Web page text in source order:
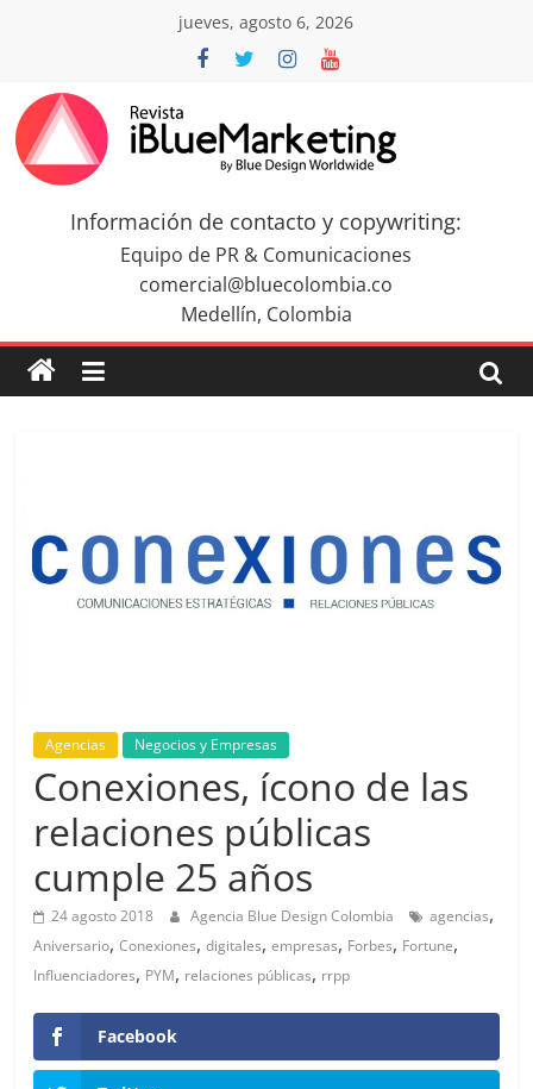
jueves, agosto 6, 2026
Revista
iBlue
Marketing
Colombia
de
Marketing
Colombia
|
Revistas
de
Publicidad
Información de contacto y copywriting:
Equipo de PR & Comunicaciones
comercial@bluecolombia.co
Medellín, Colombia
Agencias Negocios y Empresas
Conexiones, ícono de las
relaciones públicas
cumple 25 años
24 agosto 2018 Agencia Blue Design Colombia agencias,
Aniversario,Conexiones,digitales,empresas, Forbes, Fortune,
Influenciadores, PYM, relaciones públicas, rrpp
Facebook